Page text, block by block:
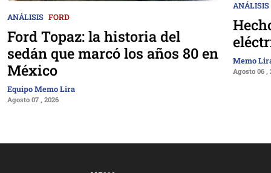
ANÁLISIS FORD
Ford Topaz: la historia del
sedán que marcó los años 80 en
México
Equipo Memo Lira
Agosto 07 , 2026
ANÁLISIS
Memo
Agosto 06 ,